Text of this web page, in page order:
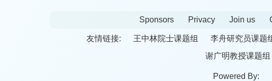
Sponsors Privacy Join us
友情链接: 王中林院士课题组 李舟研究员课题
谢广明教授课题组
Powered By: